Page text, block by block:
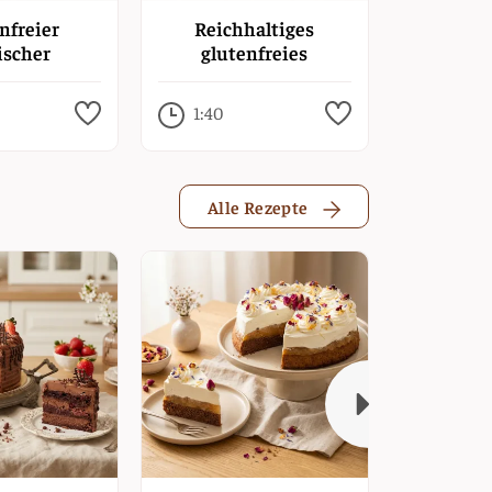
Reichhaltiges
glutenfreies
1:40
Alle Rezepte